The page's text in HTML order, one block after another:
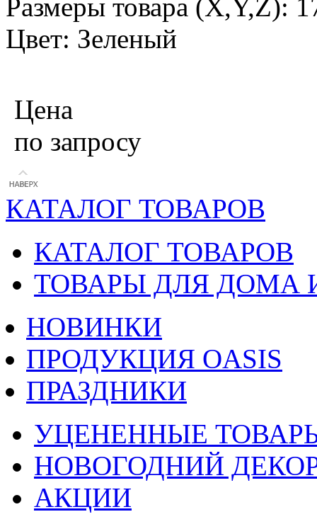
Размеры товара (X,Y,Z):
Цвет: Зеленый
Цена
по запросу
КАТАЛОГ ТОВАРОВ
КАТАЛОГ ТОВАРОВ
ТОВАРЫ ДЛЯ ДОМА
НОВИНКИ
ПРОДУКЦИЯ OASIS
ПРАЗДНИКИ
УЦЕНЕННЫЕ
НОВОГОДНИЙ
АКЦИИ